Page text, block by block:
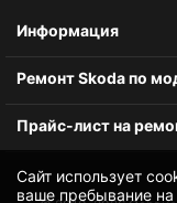
Сайт использует
ваше пребывание
Информация
Ремонт Skoda по
Прайс-лист на